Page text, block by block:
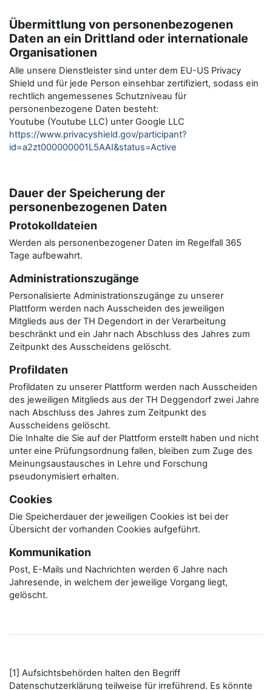
Übermittlung von personenbezogenen
Daten an ein Drittland oder internationale
Organisationen
Alle unsere Dienstleister sind unter dem EU-US Privacy
Shield und für jede Person einsehbar zertifiziert, sodass ein
rechtlich angemessenes Schutzniveau für
personenbezogene Daten besteht:
Youtube (Youtube LLC) unter Google LLC
https://www.privacyshield.gov/participant?
id=a2zt000000001L5AAI&status=Active
Dauer der Speicherung der
personenbezogenen Daten
Protokolldateien
Werden als personenbezogener Daten im Regelfall 365
Tage aufbewahrt.
Administrationszugänge
Personalisierte Administrationszugänge zu unserer
Plattform werden nach Ausscheiden des jeweiligen
Mitglieds aus der TH Degendort in der Verarbeitung
beschränkt und ein Jahr nach Abschluss des Jahres zum
Zeitpunkt des Ausscheidens gelöscht.
Profildaten
Profildaten zu unserer Plattform werden nach Ausscheiden
des jeweiligen Mitglieds aus der TH Deggendorf zwei Jahre
nach Abschluss des Jahres zum Zeitpunkt des
Ausscheidens gelöscht.
Die Inhalte die Sie auf der Plattform erstellt haben und nicht
unter eine Prüfungsordnung fallen, bleiben zum Zuge des
Meinungsaustausches in Lehre und Forschung
pseudonymisiert erhalten.
Cookies
Die Speicherdauer der jeweiligen Cookies ist bei der
Übersicht der vorhanden Cookies aufgeführt.
Kommunikation
Post, E-Mails und Nachrichten werden 6 Jahre nach
Jahresende, in welchem der jeweilige Vorgang liegt,
gelöscht.
[1] Aufsichtsbehörden halten den Begriff
Datenschutzerklärung teilweise für irreführend. Es könnte